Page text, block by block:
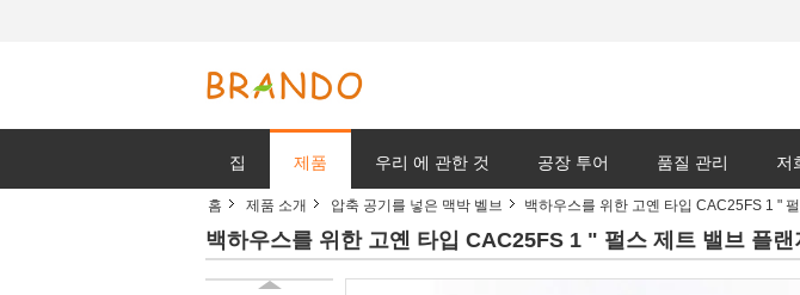
집 제품 우리 에 관한 것 공장 투어 품질 관리 저
홈 제품 소개 압축 공기를 넣은 맥박 벨브 백하우스를 위한 고옌 타입 CAC25FS 1 "
백하우스를 위한 고옌 타입 CAC25FS 1 " 펄스 제트 밸브 플